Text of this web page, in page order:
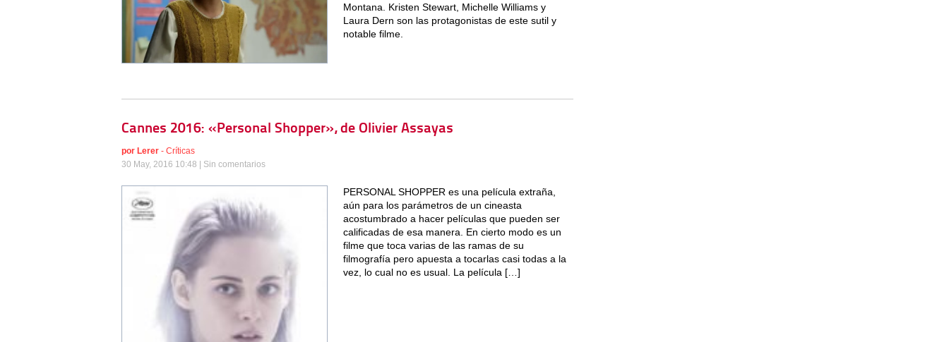
Montana. Kristen Stewart, Michelle Williams y
Laura Dern son las protagonistas de este sutil y
notable filme.
Cannes 2016: «Personal Shopper», de Olivier Assayas
por Lerer - Críticas
30 May, 2016 10:48 | Sin comentarios
PERSONAL SHOPPER es una película extraña,
aún para los parámetros de un cineasta
acostumbrado a hacer películas que pueden ser
calificadas de esa manera. En cierto modo es un
filme que toca varias de las ramas de su
filmografía pero apuesta a tocarlas casi todas a la
vez, lo cual no es usual. La película […]